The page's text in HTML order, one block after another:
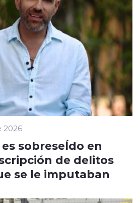
2026
sobreseÍdo en
de delitos
se le imputaban